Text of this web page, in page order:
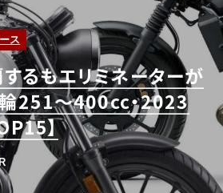
ス
るもエリミネーターが
輪251～400cc・2023
】